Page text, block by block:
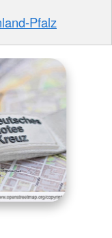
Pfalz